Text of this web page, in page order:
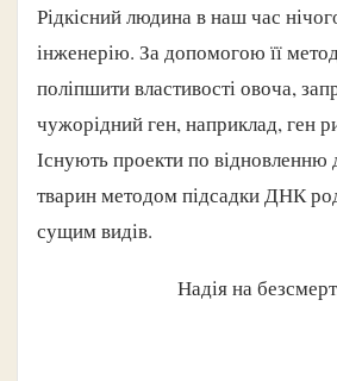
Рідкісний людина в наш час
інженерію. За допомогою її
поліпшити властивості овоча,
чужорідний ген, наприклад, ген
Існують проекти по відновленню
тварин методом підсадки ДНК
сущим видів.
Надія на